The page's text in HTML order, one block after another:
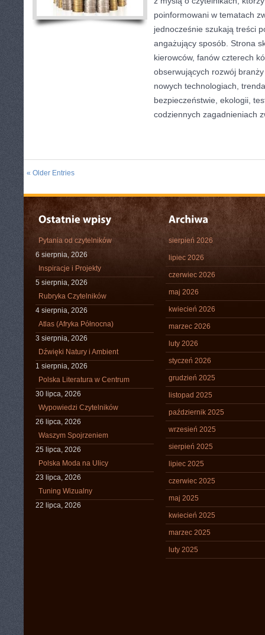
poinformowani w tematach
jednocześnie szukają treści
angażujący sposób. Strona
kierowców, fanów czterech
obserwujących rozwój
nowych technologiach,
bezpieczeństwie, ekologii,
codziennych zagadnieniach
« Older Entries
Pytania od czytelników
6 sierpnia, 2026
Inspiracje i Projekty
5 sierpnia, 2026
Rubryka Czytelników
4 sierpnia, 2026
Atlas (Afryka Północna)
3 sierpnia, 2026
Dźwięki Natury i Ambient
1 sierpnia, 2026
Polska Literatura w Centrum
30 lipca, 2026
Wypowiedzi Czytelników
26 lipca, 2026
Waszym Spojrzeniem
25 lipca, 2026
Polska Moda na Ulicy
23 lipca, 2026
Tuning Wizualny
22 lipca, 2026
sierpień 2026
lipiec 2026
czerwiec 2026
maj 2026
kwiecień 2026
marzec 2026
luty 2026
styczeń 2026
grudzień 2025
listopad 2025
październik 2025
wrzesień 2025
sierpień 2025
lipiec 2025
czerwiec 2025
maj 2025
kwiecień 2025
marzec 2025
luty 2025